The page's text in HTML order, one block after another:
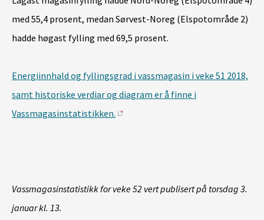
med 55,4 prosent, medan Sørvest-Noreg (Elspotområde 2)
hadde høgast fylling med 69,5 prosent.
Energiinnhald og fyllingsgrad i vassmagasin i veke 51 2018,
samt historiske verdiar og diagram er å finne i
Vassmagasinstatistikken.
Vassmagasinstatistikk for veke 52 vert publisert på torsdag 3.
januar kl. 13.